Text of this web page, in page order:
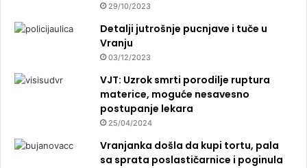
29/10/2023
Detalji jutrošnje pucnjave i tuče u
Vranju
03/12/2023
VJT: Uzrok smrti porodilje ruptura
materice, moguće nesavesno
postupanje lekara
25/04/2024
Vranjanka došla da kupi tortu, pala
sa sprata poslastičarnice i poginula